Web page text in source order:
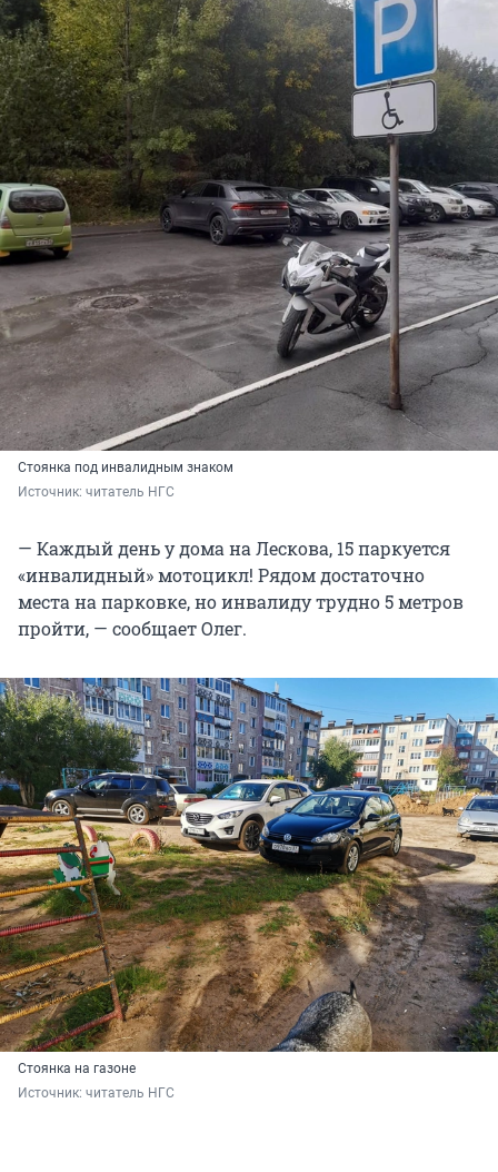
Стоянка под инвалидным знаком
Источник: читатель НГС
— Каждый день у дома на Лескова, 15 паркуется
«инвалидный» мотоцикл! Рядом достаточно
места на парковке, но инвалиду трудно 5 метров
пройти, — сообщает Олег.
Стоянка на газоне
Источник: читатель НГС